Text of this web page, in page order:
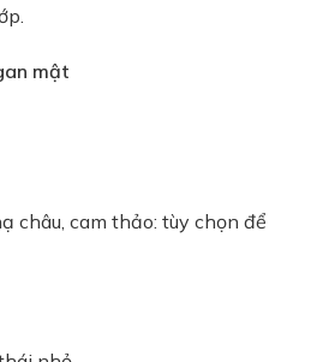
mật
châu, cam thảo: tùy chọn để